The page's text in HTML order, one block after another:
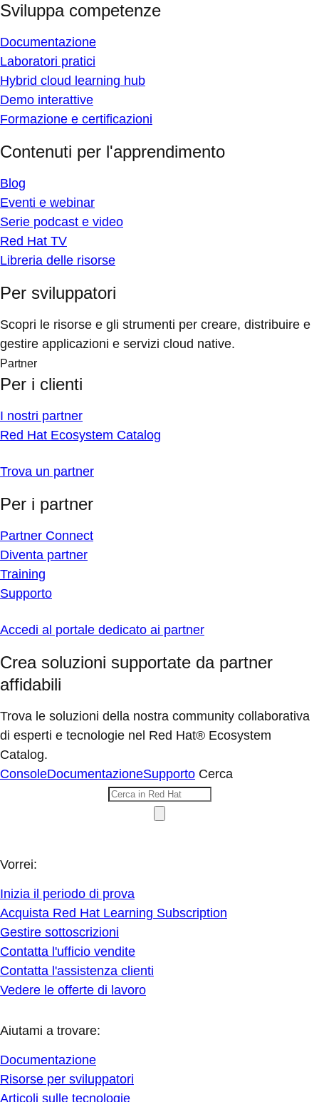
Sviluppa competenze
Documentazione
Laboratori pratici
Hybrid cloud learning hub
Demo interattive
Formazione e certificazioni
Contenuti per l'apprendimento
Blog
Eventi e webinar
Serie podcast e video
Red Hat TV
Libreria delle risorse
Per sviluppatori
Scopri le risorse e gli strumenti per creare, distribuire e
gestire applicazioni e servizi cloud native.
Partner
Per i clienti
I nostri partner
Red Hat Ecosystem Catalog
Trova un partner
Per i partner
Partner Connect
Diventa partner
Training
Supporto
Accedi al portale dedicato ai partner
Crea soluzioni supportate da partner
affidabili
Trova le soluzioni della nostra community collaborativa
di esperti e tecnologie nel Red Hat® Ecosystem
Catalog.
ConsoleDocumentazioneSupporto Cerca
Vorrei:
Inizia il periodo di prova
Acquista Red Hat Learning Subscription
Gestire sottoscrizioni
Contatta l'ufficio vendite
Contatta l'assistenza clienti
Vedere le offerte di lavoro
Aiutami a trovare:
Documentazione
Risorse per sviluppatori
Articoli sulle tecnologie